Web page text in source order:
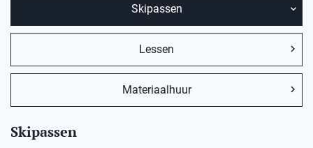
Skipassen
Lessen
Materiaalhuur
Skipassen